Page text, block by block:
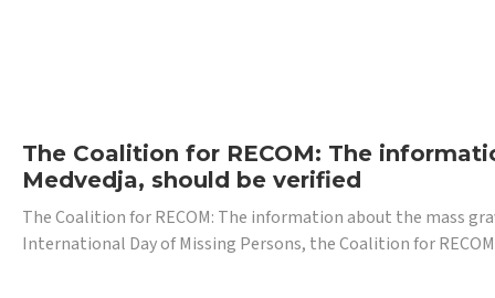
The Coalition for RECOM: The
Medvedja, should be verified
The Coalition for RECOM: The information about the mass
International Day of Missing Persons, the Coalition for